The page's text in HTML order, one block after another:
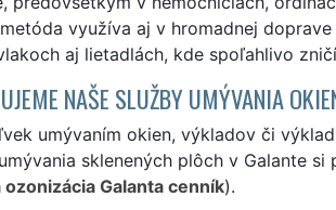
využíva aj v hromadnej
aj lietadlách, kde spoľahlivo
NAŠE SLUŽBY UMÝVANIA
umývaním okien, výkladov či
sklenených plôch v Galante
Galanta cenník).